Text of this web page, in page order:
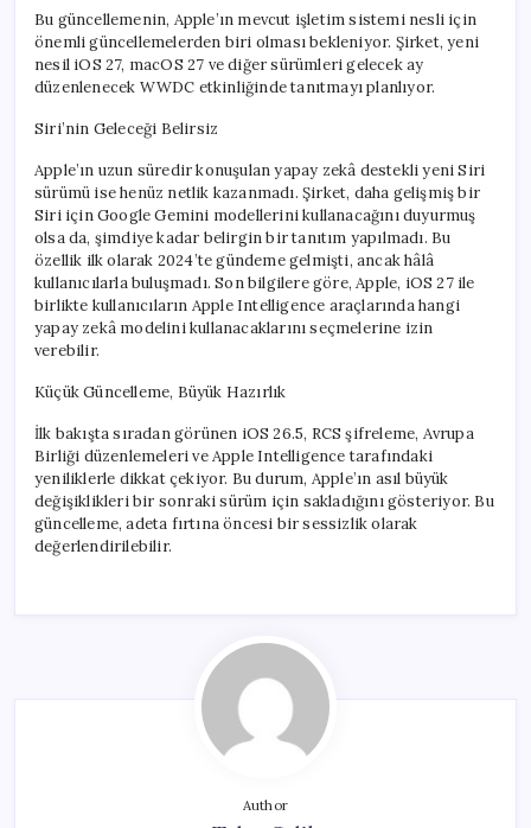
Bu güncellemenin, Apple’ın mevcut işletim sistemi nesli için
önemli güncellemelerden biri olması bekleniyor. Şirket, yeni
nesil iOS 27, macOS 27 ve diğer sürümleri gelecek ay
düzenlenecek WWDC etkinliğinde tanıtmayı planlıyor.
Siri’nin Geleceği Belirsiz
Apple’ın uzun süredir konuşulan yapay zekâ destekli yeni Siri
sürümü ise henüz netlik kazanmadı. Şirket, daha gelişmiş bir
Siri için Google Gemini modellerini kullanacağını duyurmuş
olsa da, şimdiye kadar belirgin bir tanıtım yapılmadı. Bu
özellik ilk olarak 2024’te gündeme gelmişti, ancak hâlâ
kullanıcılarla buluşmadı. Son bilgilere göre, Apple, iOS 27 ile
birlikte kullanıcıların Apple Intelligence araçlarında hangi
yapay zekâ modelini kullanacaklarını seçmelerine izin
verebilir.
Küçük Güncelleme, Büyük Hazırlık
İlk bakışta sıradan görünen iOS 26.5, RCS şifreleme, Avrupa
Birliği düzenlemeleri ve Apple Intelligence tarafındaki
yeniliklerle dikkat çekiyor. Bu durum, Apple’ın asıl büyük
değişiklikleri bir sonraki sürüm için sakladığını gösteriyor. Bu
güncelleme, adeta fırtına öncesi bir sessizlik olarak
değerlendirilebilir.
Author